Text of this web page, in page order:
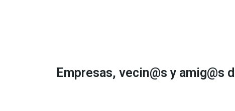
Empresas, vecin@s y amig@s